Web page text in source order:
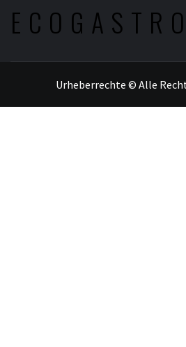
Urheberrechte © Alle